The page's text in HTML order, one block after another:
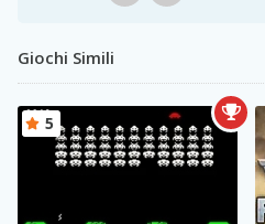
Giochi Simili
5